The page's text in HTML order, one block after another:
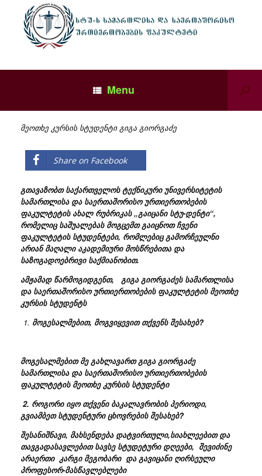
Menu
მეოთხე კურსის სტუდენტი გიგა გიორგაძე
Share on Facebook
გთავაზობთ საქართველოს ტექნიკური უნივერსიტეტის
სამართლისა და საერთაშორისო ურთიერთობების
ფაკულტეტის ახალ რუბრიკას „გაიცანი სტუ-დენტი“,
რომელიც საშუალებას მოგცემთ გაიცნოთ ჩვენი
ფაკულტეტის სტუდენტები, რომლებიც გამორჩეულნი
არიან მაღალი აკადემიური მოსწრებითა და
საზოგადოებრივი საქმიანობით.
ამჟამად წარმოგიდგენთ,
გიგა გიორგაძეს სამართლისა
და საერთაშორისო ურთიერთობების ფაკულტეტის მეოთხე
კურსის სტუდენტს
მოგესალმებით, მოგვიყევით თქვენს შესახებ?
მოგესალმებით მე გახლავართ გიგა გიორგაძე
სამართლისა და საერთაშორისო ურთიერთობების
ფაკულტეტის მეოთხე კურსის სტუდენტი
2. როგორი იყო თქვენი ბაკალავრობის პერიოდი,
გვიამბეთ სტუდენტური ცხოვრების შესახებ?
შესანიშნავი, მახსენდება დატვირთული,სიახლეებით და
თავგადასავლებით სავსე სტუდეტური დღეები, შევიძინე
არაერთი კარგი მეგობარი და გავიცანი ღირსეული
პროფესორ-მასწავლებლები